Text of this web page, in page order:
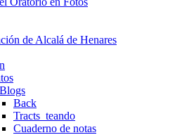
de Alcalá de Henares
Back
Tracts_teando
Cuaderno de notas